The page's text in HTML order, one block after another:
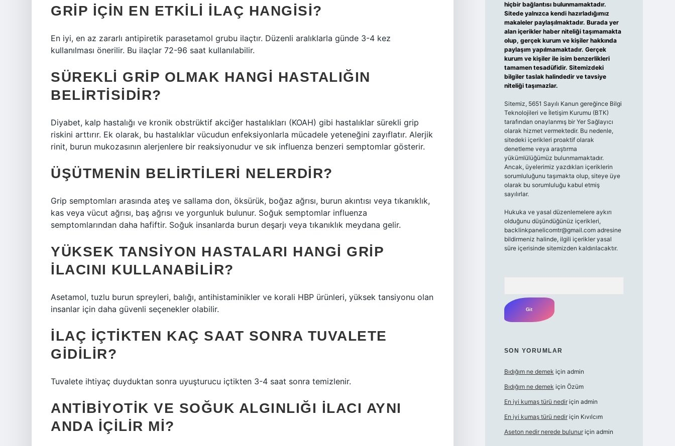
GRIP IÇIN EN ETKILI ILAÇ HANGISI?
En iyi, en az zararlı antipiretik parasetamol grubu ilaçtır. Düzenli aralıklarla günde 3-4 kez
kullanılması önerilir. Bu ilaçlar 72-96 saat kullanılabilir.
SÜREKLI GRIP OLMAK HANGI HASTALIĞIN
BELIRTISIDIR?
Diyabet, kalp hastalığı ve kronik obstrüktif akciğer hastalıkları (KOAH) gibi hastalıklar sürekli grip
riskini arttırır. Ek olarak, bu hastalıklar vücudun enfeksiyonlarla mücadele yeteneğini zayıflatır. Alerjik
rinit, burun mukozasının alerjenlere bir reaksiyonudur ve sık influenza benzeri semptomlar gösterir.
ÜŞÜTMENIN BELIRTILERI NELERDIR?
Grip semptomları arasında ateş ve sallama don, öksürük, boğaz ağrısı, burun akıntısı veya tıkanıklık,
kas veya vücut ağrısı, baş ağrısı ve yorgunluk bulunur. Soğuk semptomlar influenza
semptomlarından daha hafiftir. Soğuk insanlarda burun deşarjı veya tıkanıklık meydana gelir.
YÜKSEK TANSIYON HASTALARI HANGI GRIP
ILACINI KULLANABILIR?
Asetamol, tuzlu burun spreyleri, balığı, antihistaminikler ve korali HBP ürünleri, yüksek tansiyonu olan
insanlar için daha güvenli seçenekler olabilir.
İLAÇ IÇTIKTEN KAÇ SAAT SONRA TUVALETE
GIDILIR?
Tuvalete ihtiyaç duyduktan sonra uyuşturucu içtikten 3-4 saat sonra temizlenir.
ANTIBIYOTIK VE SOĞUK ALGINLIĞI ILACI AYNI
ANDA IÇILIR MI?
hiçbir bağlantısı bulunmamaktadır.
Sitede yalnızca kendi hazırladığımız
makaleler paylaşılmaktadır. Burada yer
alan içerikler haber niteliği taşımamakta
olup, gerçek kurum ve kişiler hakkında
paylaşım yapılmamaktadır. Gerçek
kurum ve kişiler ile isim benzerlikleri
tamamen tesadüfidir. Sitemizdeki
bilgiler taslak halindedir ve tavsiye
niteliği taşımazlar.
Sitemiz, 5651 Sayılı Kanun gereğince Bilgi
Teknolojileri ve İletişim Kurumu (BTK)
tarafından onaylanmış bir Yer Sağlayıcı
olarak hizmet vermektedir. Bu nedenle,
sitedeki içerikleri proaktif olarak
denetleme veya araştırma
yükümlülüğümüz bulunmamaktadır.
Ancak, üyelerimiz yazdıkları içeriklerin
sorumluluğunu taşımakta olup, siteye üye
olarak bu sorumluluğu kabul etmiş
sayılırlar.
Hukuka ve yasal düzenlemelere aykırı
olduğunu düşündüğünüz içerikleri,
backlinkpanelicomtr@gmail.comadresine
bildirmeniz halinde, ilgili içerikler yasal
süre içerisinde sitemizden kaldırılacaktır.
SON YORUMLAR
Bıdığım ne demek için admin
Bıdığım ne demek için Özüm
En iyi kumaş türü nediriçin admin
En iyi kumaş türü nediriçin Kıvılcım
Aseton nedir nerede bulunuriçin admin